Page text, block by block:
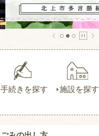
手続きを探す 施設を探す